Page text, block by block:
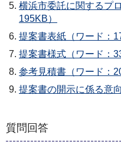
横浜市委託に関するプ
195KB）
提案書表紙（ワード：
提案書様式（ワード：
参考見積書（ワード：
提案書の開示に係る意
質問回答